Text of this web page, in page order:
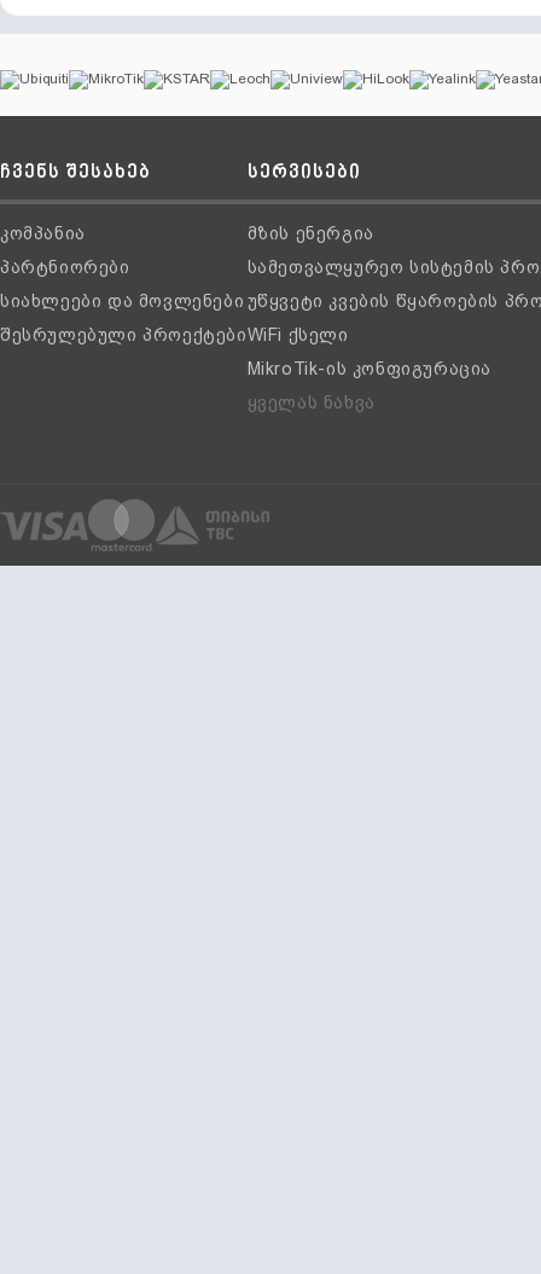
ჩვენს შესახებ
კომპანია
პარტნიორები
სიახლეები და მოვლენები
შესრულებული პროექტები
სერვისები
მზის ენერგია
სამეთვალყურეო სისტემის
უწყვეტი კვების წყაროების
WiFi ქსელი
MikroTik-ის კონფიგურაცია
ყველას ნახვა